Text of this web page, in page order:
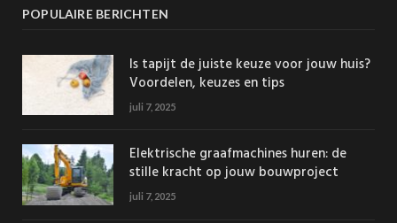
POPULAIRE BERICHTEN
Is tapijt de juiste keuze voor jouw huis?
Voordelen, keuzes en tips
juli 7, 2025
Elektrische graafmachines huren: de
stille kracht op jouw bouwproject
juli 7, 2025